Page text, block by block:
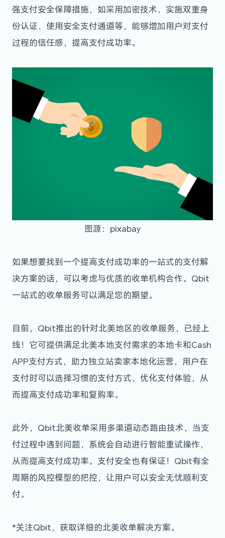
强支付安全保障措施，如采用加密技术、实施双重身
份认证、使用安全支付通道等，能够增加用户对支付
过程的信任感，提高支付成功率。
图源：pixabay
如果想要找到一个提高支付成功率的一站式的支付解
决方案的话，可以考虑与优质的收单机构合作。Qbit
一站式的收单服务可以满足您的期望。
目前，Qbit推出的针对北美地区的收单服务，已经上
线！它可提供满足北美本地支付需求的本地卡和Cash
APP支付方式，助力独立站卖家本地化运营，用户在
支付时可以选择习惯的支付方式，优化支付体验，从
而提高支付成功率和复购率。
此外，Qbit北美收单采用多渠道动态路由技术，当支
付过程中遇到问题，系统会自动进行智能重试操作，
从而提高支付成功率。支付安全也有保证！Qbit有全
周期的风控模型的把控，让用户可以安全无忧顺利支
付。
*关注Qbit，获取详细的北美收单解决方案。